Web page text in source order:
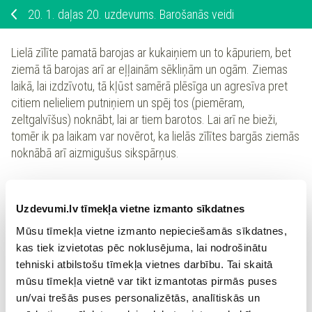
Uzdevumi.lv tīmekļa vietne izmanto sīkdatnes
Mūsu tīmekļa vietne izmanto nepieciešamās sīkdatnes,
kas tiek izvietotas pēc noklusējuma, lai nodrošinātu
tehniski atbilstošu tīmekļa vietnes darbību. Tai skaitā
mūsu tīmekļa vietnē var tikt izmantotas pirmās puses
un/vai trešās puses personalizētās, analītiskās un
20. 1. daļas 20. uzdevums. Barošanās veidi
Lielā zīlīte pamatā barojas ar kukaiņiem un to kāpuriem, bet
ziemā tā barojas arī ar eļļainām sēkliņām un ogām. Ziemas
laikā, lai izdzīvotu, tā kļūst samērā plēsīga un agresīva pret
citiem nelieliem putniņiem un spēj tos (piemēram,
zeltgalvīšus) noknābt, lai ar tiem barotos. Lai arī ne bieži,
tomēr ik pa laikam var novērot, ka lielās zīlītes bargās ziemās
noknābā arī aizmigušus sikspārņus.
saprotrofs
miksotrofs